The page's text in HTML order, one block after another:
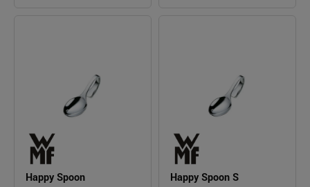
Happy Spoon Happy Spoon S